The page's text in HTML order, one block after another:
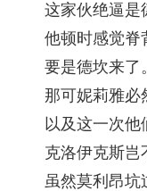
这家伙绝逼是
他顿时感觉脊
要是德坎来了。
那可妮莉雅必
以及这一次他
克洛伊克斯岂
虽然莫利昂坑